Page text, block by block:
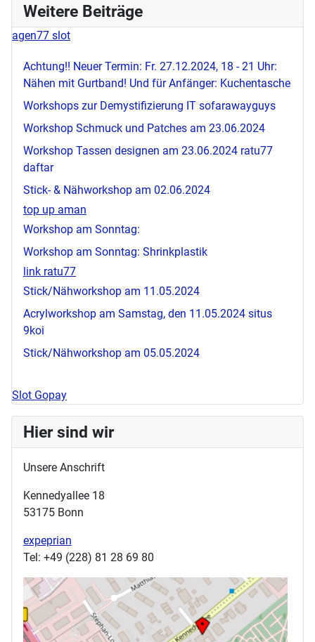
Weitere Beiträge
agen77 slot
Achtung!! Neuer Termin: Fr. 27.12.2024, 18 - 21 Uhr:
Nähen mit Gurtband! Und für Anfänger: Kuchentasche
Workshops zur Demystifizierung IT sofarawayguys
Workshop Schmuck und Patches am 23.06.2024
Workshop Tassen designen am 23.06.2024 ratu77
daftar
Stick- & Nähworkshop am 02.06.2024
top up aman
Workshop am Sonntag:
Workshop am Sonntag: Shrinkplastik
link ratu77
Stick/Nähworkshop am 11.05.2024
Acrylworkshop am Samstag, den 11.05.2024 situs
9koi
Stick/Nähworkshop am 05.05.2024
Slot Gopay
Hier sind wir
Unsere Anschrift
Kennedyallee 18
53175 Bonn
expeprian
Tel: +49 (228) 81 28 69 80